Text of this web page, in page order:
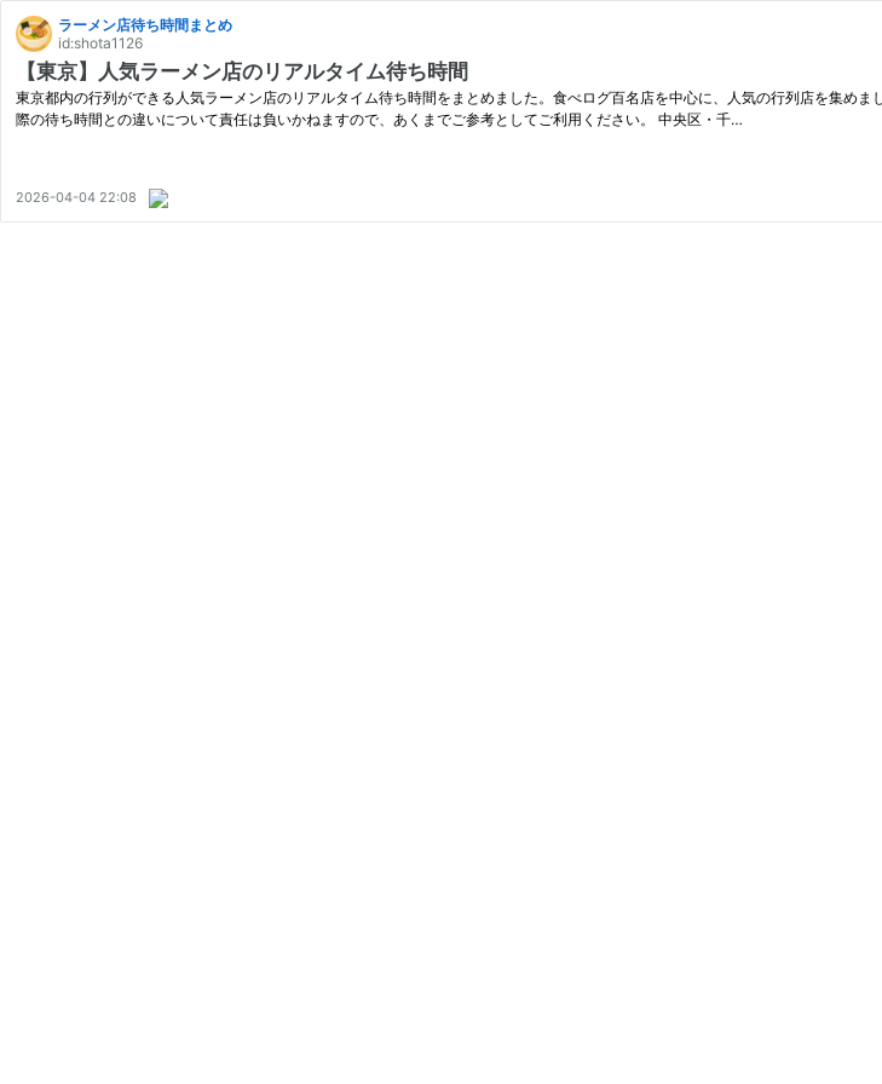
ラーメン店待ち時間まとめ
id:shota1126
【東京】人気ラーメン店のリアルタイム待ち時間
東京都内の行列ができる人気ラーメン店のリアルタイム待ち時間をまとめました。食べログ百名店を中心に、人気の行列店を集め
際の待ち時間との違いについて責任は負いかねますので、あくまでご参考としてご利用ください。 中央区・千…
2026-04-04 22:08